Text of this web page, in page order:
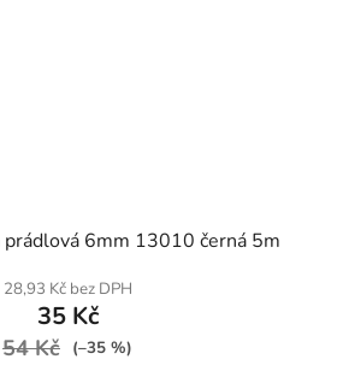
prádlová 6mm 13010 černá 5m
28,93 Kč bez DPH
35 Kč
54 Kč (–35 %)